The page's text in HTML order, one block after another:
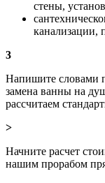
стены,
канализации,
3
Напишите словами
замена ванны на
рассчитаем
>
Начните расчет
нашим прорабом